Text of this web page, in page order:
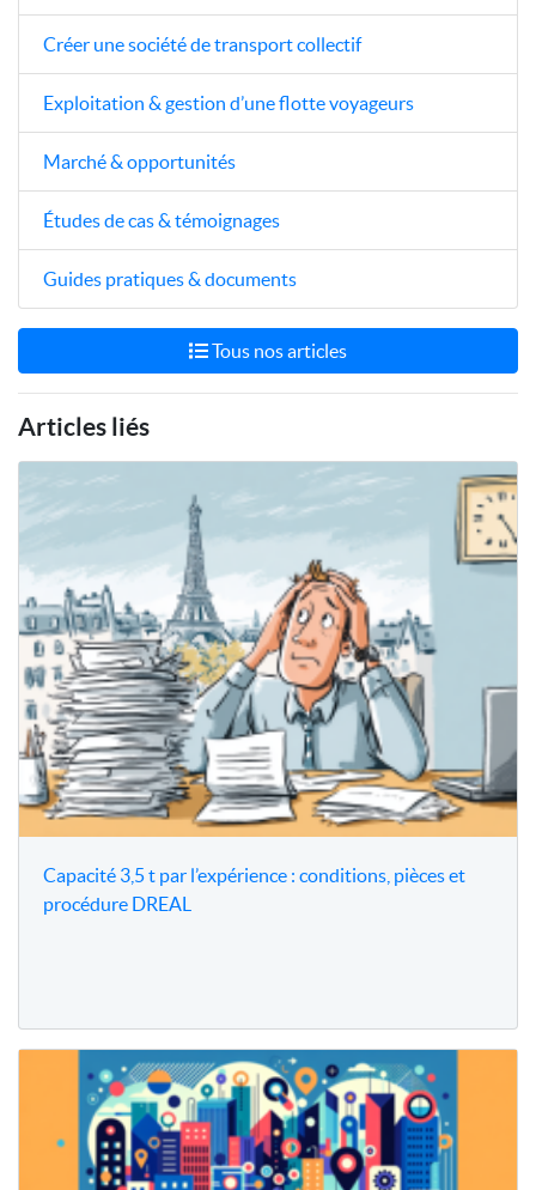
Créer une société de transport collectif
Exploitation & gestion d’une flotte voyageurs
Marché & opportunités
Études de cas & témoignages
Guides pratiques & documents
Tous nos articles
Articles liés
Capacité 3,5 t par l’expérience : conditions, pièces et
procédure DREAL